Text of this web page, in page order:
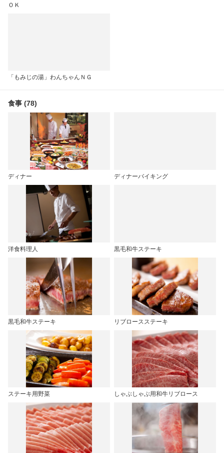
ＯＫ
「もみじの湯」わんちゃんＮＧ
食事 (78)
ディナー ディナーバイキング
洋食料理人 黒毛和牛ステーキ
黒毛和牛ステーキ リブロースステーキ
ステーキ用野菜 しゃぶしゃぶ用和牛リブロース